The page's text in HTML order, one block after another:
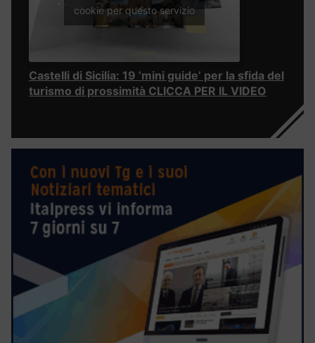
cookie per questo servizio
Castelli di Sicilia: 19 ‘mini guide’ per la sfida del
turismo di prossimità CLICCA PER IL VIDEO